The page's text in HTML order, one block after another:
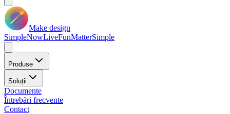
Make design
SimpleNowLiveFunMatterSimple
Produse
Soluții
Documente
Întrebări frecvente
Contact